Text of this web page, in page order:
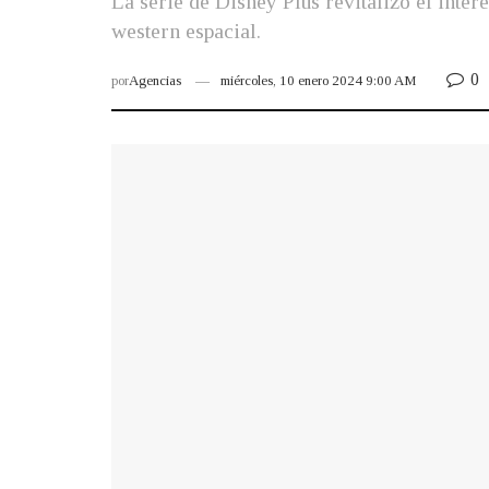
western espacial.
porAgencias miércoles, 10 enero 2024 9:00 AM 0